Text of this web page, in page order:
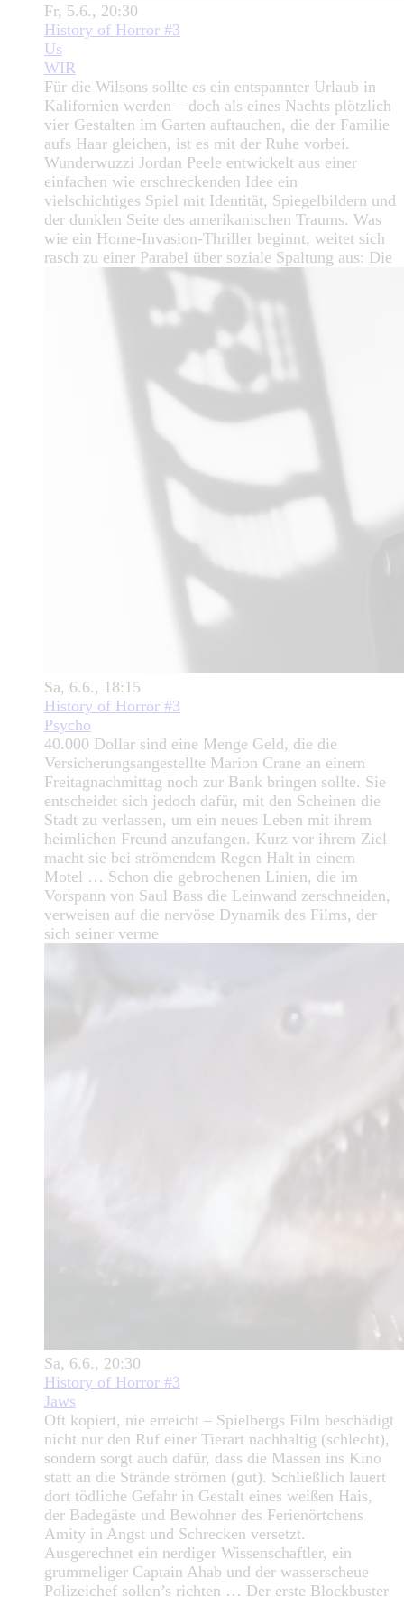
Fr, 5.6., 20:30
History of Horror #3
Us
WIR
Für die Wilsons sollte es ein entspannter Urlaub in
Kalifornien werden – doch als eines Nachts plötzlich
vier Gestalten im Garten auftauchen, die der Familie
aufs Haar gleichen, ist es mit der Ruhe vorbei.
Wunderwuzzi Jordan Peele entwickelt aus einer
einfachen wie erschreckenden Idee ein
vielschichtiges Spiel mit Identität, Spiegelbildern und
der dunklen Seite des amerikanischen Traums. Was
wie ein Home-Invasion-Thriller beginnt, weitet sich
rasch zu einer Parabel über soziale Spaltung aus: Die
Sa, 6.6., 18:15
History of Horror #3
Psycho
40.000 Dollar sind eine Menge Geld, die die
Versicherungsangestellte Marion Crane an einem
Freitagnachmittag noch zur Bank bringen sollte. Sie
entscheidet sich jedoch dafür, mit den Scheinen die
Stadt zu verlassen, um ein neues Leben mit ihrem
heimlichen Freund anzufangen. Kurz vor ihrem Ziel
macht sie bei strömendem Regen Halt in einem
Motel … Schon die gebrochenen Linien, die im
Vorspann von Saul Bass die Leinwand zerschneiden,
verweisen auf die nervöse Dynamik des Films, der
sich seiner verme
Sa, 6.6., 20:30
History of Horror #3
Jaws
Oft kopiert, nie erreicht – Spielbergs Film beschädigt
nicht nur den Ruf einer Tierart nachhaltig (schlecht),
sondern sorgt auch dafür, dass die Massen ins Kino
statt an die Strände strömen (gut). Schließlich lauert
dort tödliche Gefahr in Gestalt eines weißen Hais,
der Badegäste und Bewohner des Ferienörtchens
Amity in Angst und Schrecken versetzt.
Ausgerechnet ein nerdiger Wissenschaftler, ein
grummeliger Captain Ahab und der wasserscheue
Polizeichef sollen’s richten … Der erste Blockbuster